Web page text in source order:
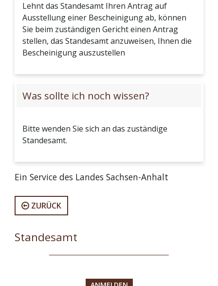
Lehnt das Standesamt Ihren Antrag auf
Ausstellung einer Bescheinigung ab, können
Sie beim zuständigen Gericht einen Antrag
stellen, das Standesamt anzuweisen, Ihnen die
Bescheinigung auszustellen
Was sollte ich noch wissen?
Bitte wenden Sie sich an das zuständige
Standesamt.
Ein Service des Landes Sachsen-Anhalt
ZURÜCK
Standesamt